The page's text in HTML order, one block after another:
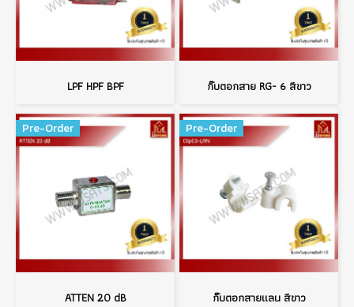
LPF HPF BPF กิ๊บตอกสาย RG- 6 สีขาว
Pre-Order
ATTEN 20 dB
Pre-Order
กิ๊บตอกสายแลน สีขาว